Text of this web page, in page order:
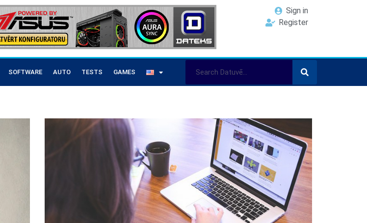
Sign in
Register
SOFTWARE AUTO TESTS GAMES